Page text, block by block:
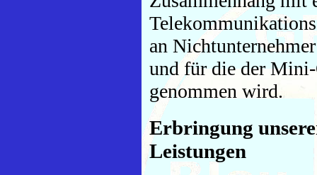
an
und für die der
genommen wird.
Erbringung
Leistungen